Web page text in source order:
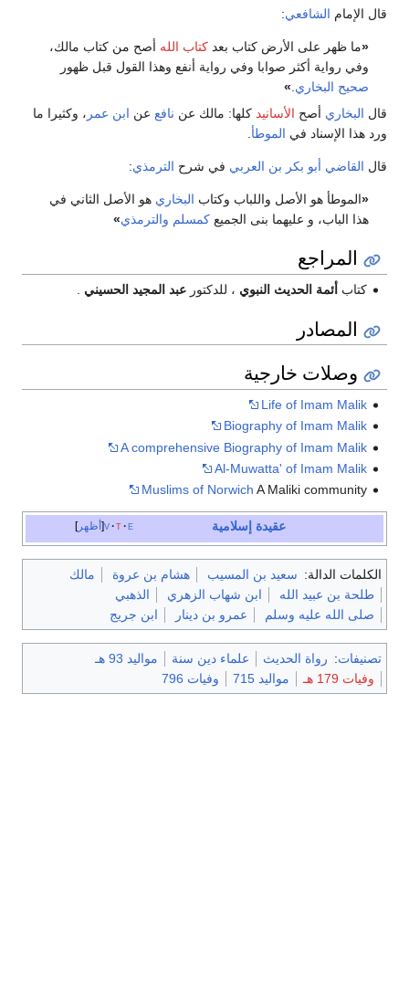
قال الإمام الشافعي:
«ما ظهر على الأرض كتاب بعد كتاب الله أصح من كتاب مالك،
وفي رواية أكثر صوابا وفي رواية أنفع وهذا القول قبل ظهور
صحيح البخاري »
قال البخاري أصح الأسانيد كلها: مالك عن نافع عن ابن عمر ، وكثيرا ما
ورد هذا الإسناد في الموطأ
قال القاضي أبو بكر بن العربي في شرح الترمذي:
«الموطأ هو الأصل واللباب وكتاب البخاري هو الأصل الثاني في
هذا الباب، و عليهما بنى الجميع كمسلم والترمذي»
المراجع
كتاب أئمة الحديث النبوي ، للدكتورعبد المجيد الحسيني
المصادر
وصلات خارجية
Life of Imam Malik
Biography of Imam Malik
A comprehensive Biography of Imam Malik
Al-Muwatta' of Imam Malik
Muslims of Norwich A Maliki community
أظهر v t e عقيدة إسلامية
الكلمات الدالة: سعيد بن المسيب هشام بن عروة
مالك
طلحة بن عبيد الله
ابن شهاب الزهري
الذهبي
صلى الله عليه وسلم
عمرو بن دينار ابن جريج
تصنيفات: رواة الحديث علماء دين سنة
مواليد 93 هـ
وفيات 179 هـ
مواليد 715 وفيات 796